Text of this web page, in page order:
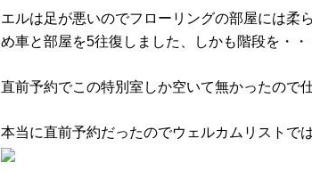
エルは足が悪いのでフローリングの部屋には柔
め車と部屋を5往復しました、しかも階段を・・
直前予約でこの特別室しか空いて無かったので
本当に直前予約だったのでウェルカムリストで